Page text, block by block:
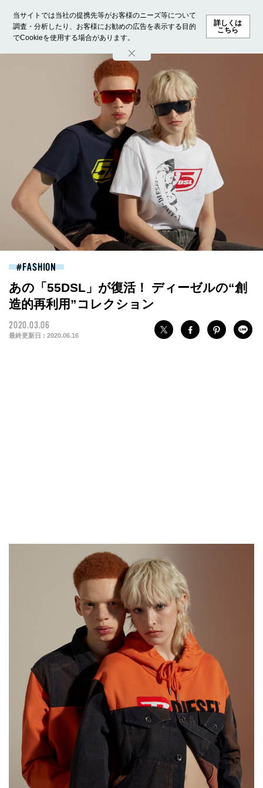
当サイトでは当社の提携先等がお客様のニーズ等について
調査・分析したり、お客様にお勧めの広告を表示する目的
でCookieを使用する場合があります。
詳しくは
こちら
ホーム モデル募集 ランキング ファッション ビューテ
FASHION
あの「55DSL」が復活！ ディーゼルの“創
造的再利用”コレクション
2020.03.06
最終更新日 : 2020.06.16